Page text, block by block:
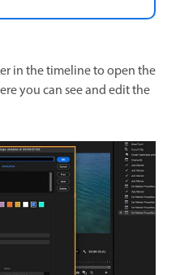
in the timeline to open the
you can see and edit the